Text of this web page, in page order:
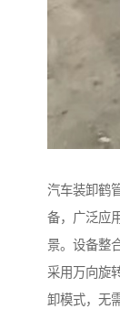
汽车装卸鹤
备，广泛应
景。设备整
采用万向旋
卸模式，无